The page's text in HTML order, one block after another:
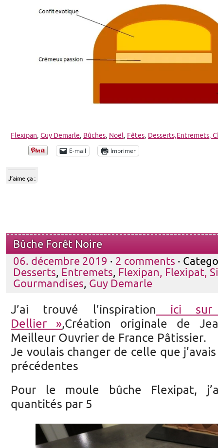
Flexipan, Guy Demarle, Bûches, Noël, Fêtes, Desserts,Entremets,
E-mail Imprimer
J’aime ça :
Bûche Forêt Noire
06. décembre 2019 · 2 comments ·
Desserts, Entremets, Flexipan, Flexipat,
Gourmandises, Guy Demarle
J’ai trouvé l’inspiration ici sur
Dellier »,Création originale de
Meilleur Ouvrier de France Pâtissier.
Je voulais changer de celle que
précédentes
Pour le moule bûche Flexipat,
quantités par 5